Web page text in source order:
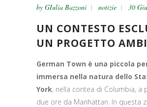
by GIulia Bazzoni notizie 30
UN CONTESTO
UN PROGETTO
German Town è una piccola
immersa nella natura dello
York, nella contea di Columbia, a
due ore da Manhattan. In questa